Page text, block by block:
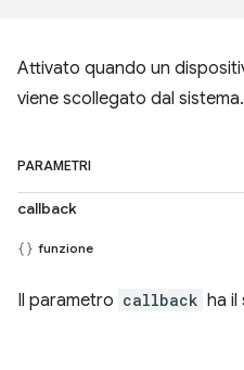
Attivato quando un
viene scollegato dal sistema.
PARAMETRI
callback
funzione
Il parametro callback ha il